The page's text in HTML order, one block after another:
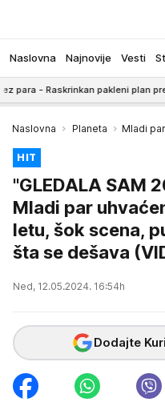
Naslovna Najnovije Vesti
- Raskrinkan pakleni plan
Naslovna Planeta Mladi
HIT
"GLEDALA SAM
Mladi par
letu, šok scena,
šta se dešava
Ned, 12.05.2024. 16:54h
Dodajte